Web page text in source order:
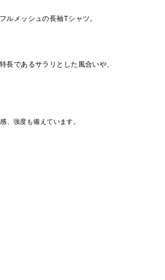
ルメッシュの長袖Tシャツ。
長であるサラリとした風合いや、
、強度も備えています。